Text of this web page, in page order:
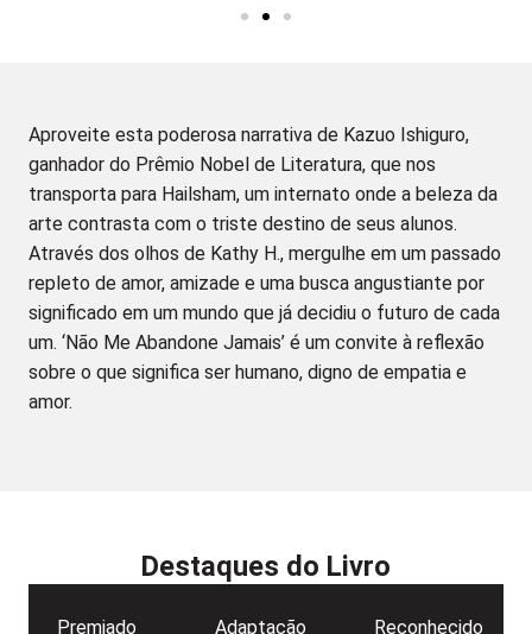
Aproveite esta poderosa narrativa de Kazuo Ishiguro,
ganhador do Prêmio Nobel de Literatura, que nos
transporta para Hailsham, um internato onde a beleza da
arte contrasta com o triste destino de seus alunos.
Através dos olhos de Kathy H., mergulhe em um passado
repleto de amor, amizade e uma busca angustiante por
significado em um mundo que já decidiu o futuro de cada
um. ‘Não Me Abandone Jamais’ é um convite à reflexão
sobre o que significa ser humano, digno de empatia e
amor.
Destaques do Livro
Premiado Adaptação Reconhecido